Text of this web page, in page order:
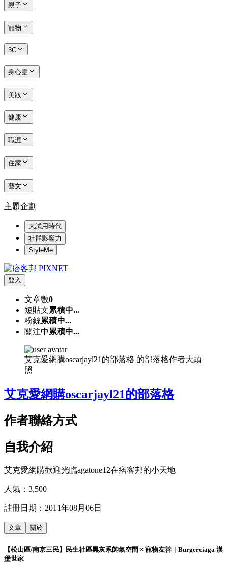
親子
寵物
3C
身心靈
美妝
健康
職涯
住家
藝文
主題企劃
大試用時代
社群影響力
StyleMe
登入
文章數0
短貼文累積中...
粉絲累積中...
關注中 累積中...
艾克愛網購oscarjayl21的部落格 的部落格作者大頭
照
艾克愛網購oscarjayl21的部落格
作者聯絡方式
自我介紹
艾克愛網購歡迎光臨agatone12在痞客邦的小天地
人氣： 3,500
註冊日期： 2011年08月06日
文章 關於
【松山區/南京三民】民生社區黑灰系帥氣空間 × 寵物友善｜Burgerciaga 漢
堡世家